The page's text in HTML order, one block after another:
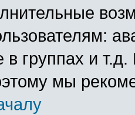
в группах и
мы